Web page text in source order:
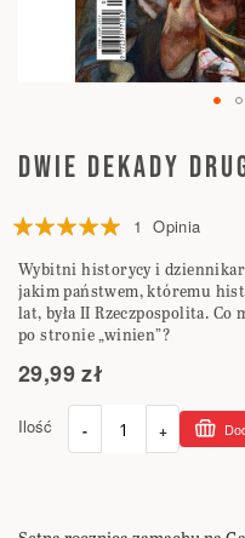
na
początek
DWIE DEKADY
Ocena:
1 Opinia
Wybitni historycy i
jakim państwem, któremu
lat, była II Rzeczpospolita. Co
po stronie „winien”?
29,99 zł
Ilość - +